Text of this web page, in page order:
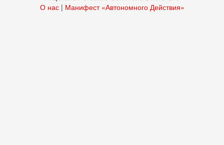
О нас| Манифест «Автономного Действия»